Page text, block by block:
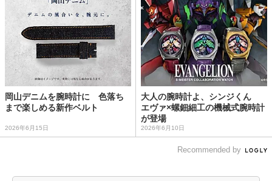
岡山デニムを腕時計に 色落ち
まで楽しめる新作ベルト
2026年6月15日
大人の腕時計よ、シンジくん
エヴァ×螺鈿細工の機械式腕時計
が登場
2026年6月10日
Recommended by